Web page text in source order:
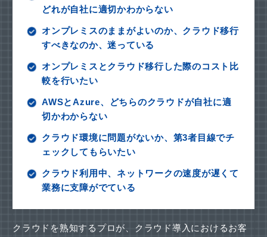
どれが自社に適切かわからない
オンプレミスのままがよいのか、クラウド移行
すべきなのか、迷っている
オンプレミスとクラウド移行した際のコスト比
較を行いたい
AWSとAzure、どちらのクラウドが自社に適
切かわからない
クラウド環境に問題がないか、第3者目線でチ
ェックしてもらいたい
クラウド利用中、ネットワークの速度が遅くて
業務に支障がでている
クラウドを熟知するプロが、クラウド導入におけるお客